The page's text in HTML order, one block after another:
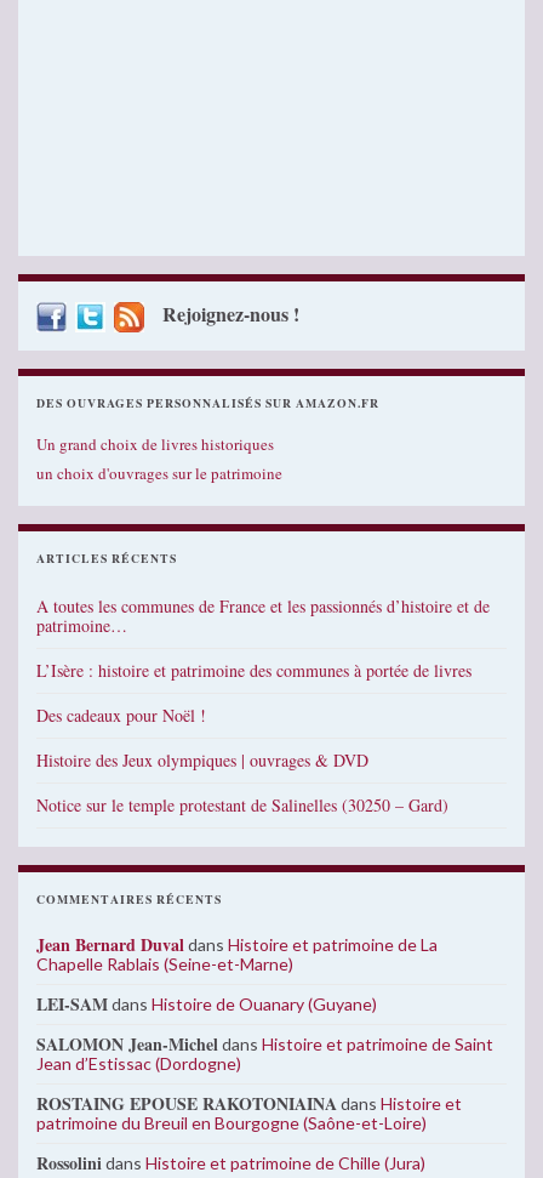
Rejoignez-nous !
DES OUVRAGES PERSONNALISÉS SUR AMAZON.FR
Un grand choix de livres historiques
un choix d'ouvrages sur le patrimoine
ARTICLES RÉCENTS
A toutes les communes de France et les passionnés d’histoire et de
patrimoine…
L’Isère : histoire et patrimoine des communes à portée de livres
Des cadeaux pour Noël !
Histoire des Jeux olympiques | ouvrages & DVD
Notice sur le temple protestant de Salinelles (30250 – Gard)
COMMENTAIRES RÉCENTS
Jean Bernard Duvaldans Histoire et patrimoine de La
Chapelle Rablais (Seine-et-Marne)
LEI-SAMdans Histoire de Ouanary (Guyane)
SALOMON Jean-Micheldans Histoire et patrimoine de Saint
Jean d’Estissac (Dordogne)
ROSTAING EPOUSE RAKOTONIAINAdans Histoire et
patrimoine du Breuil en Bourgogne (Saône-et-Loire)
Rossolinidans Histoire et patrimoine de Chille (Jura)